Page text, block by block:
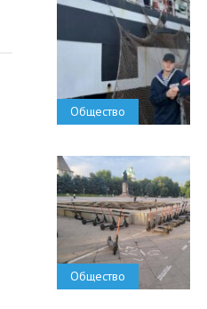
Общество
Общество